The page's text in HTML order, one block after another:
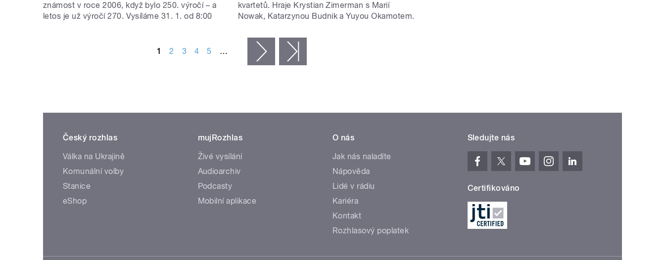
známost v roce 2006, když bylo 250. výročí – a
letos je už výročí 270. Vysíláme 31. 1. od 8:00
kvartetů. Hraje Krystian Zimerman s Marií
Nowak, Katarzynou Budnik a Yuyou Okamotem.
1 2 3 4 5 … následující ›
Český rozhlas
Válka na Ukrajině
Komunální volby
Stanice
eShop
mujRozhlas
Živé vysílání
Audioarchiv
Podcasty
Mobilní aplikace
O nás
Jak nás naladíte
Nápověda
Lidé v rádiu
Kariéra
Kontakt
Rozhlasový poplatek
Sledujte nás
Certifikováno